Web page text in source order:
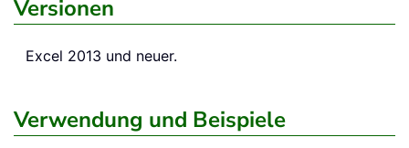
Versionen
Excel 2013 und neuer.
Verwendung und Beispiele